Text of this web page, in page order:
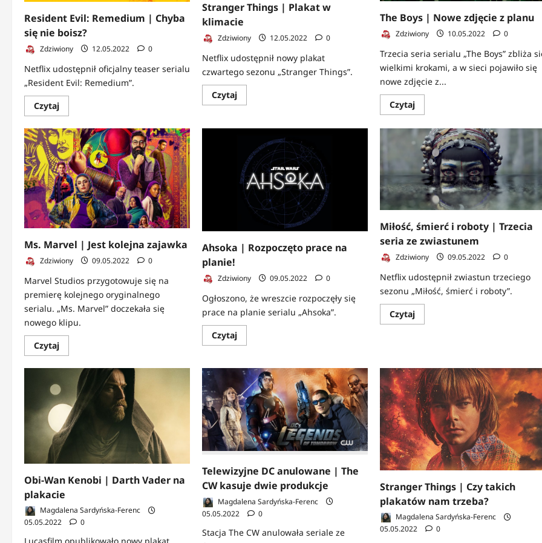
Resident Evil: Remedium | Chyba
się nie boisz?
Zdziwiony 12.05.2022 0
Netflix udostępnił oficjalny teaser serialu
„Resident Evil: Remedium”.
CzytajDowiedz
się
o
Resident
Evil:
Remedium
|
Chyba
się
nie
boisz?
Stranger Things | Plakat w
klimacie
Zdziwiony 12.05.2022 0
Netflix udostępnił nowy plakat
czwartego sezonu „Stranger Things”.
CzytajDowiedz
się
Stranger
Plakat
w
klimacie
The Boys | Nowe zdjęcie z planu
Zdziwiony 10.05.2022 0
Trzecia seria serialu „The Boys” zbliża
wielkimi krokami, a w sieci pojawiło się
nowe zdjęcie z...
CzytajDowiedz
się
o
The
Boys
Nowe
zdjęcie
planu
Ms. Marvel | Jest kolejna zajawka
Zdziwiony 09.05.2022 0
Marvel Studios przygotowuje się na
premierę kolejnego oryginalnego
serialu. „Ms. Marvel” doczekała się
nowego klipu.
CzytajDowiedz
się
o
Marvel
|
Jest
kolejna
zajawka
Ahsoka | Rozpoczęto prace na
planie!
Zdziwiony 09.05.2022 0
Ogłoszono, że wreszcie rozpoczęły się
prace na planie serialu „Ahsoka”.
CzytajDowiedz
się
Ahsoka
Rozpoczęto
prace
na
planie!
Miłość, śmierć i roboty | Trzecia
seria ze zwiastunem
Zdziwiony 09.05.2022 0
Netflix udostępnił zwiastun trzeciego
sezonu „Miłość, śmierć i roboty”.
CzytajDowiedz
się
roboty
|
Trzecia
seria
ze
zwiastunem
Obi-Wan Kenobi | Darth Vader na
plakacie
Magdalena Sardyńska-Ferenc
05.05.2022
0
Telewizyjne DC anulowane | The
CW kasuje dwie produkcje
Magdalena Sardyńska-Ferenc
05.05.2022
0
Stacja The CW anulowała seriale ze
Stranger Things | Czy takich
plakatów nam trzeba?
Magdalena Sardyńska-Ferenc
05.05.2022
0